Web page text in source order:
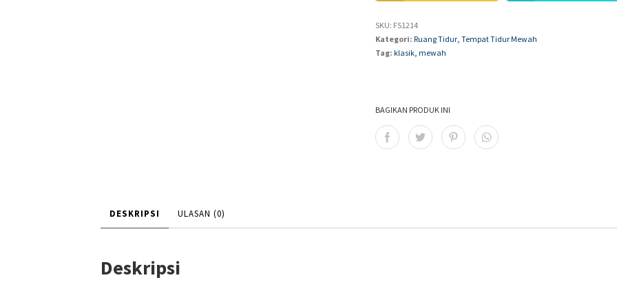
SKU: FS1214
Kategori:Ruang Tidur,Tempat Tidur Mewah
Tag:klasik,mewah
BAGIKAN PRODUK INI
DESKRIPSI ULASAN (0)
Deskripsi